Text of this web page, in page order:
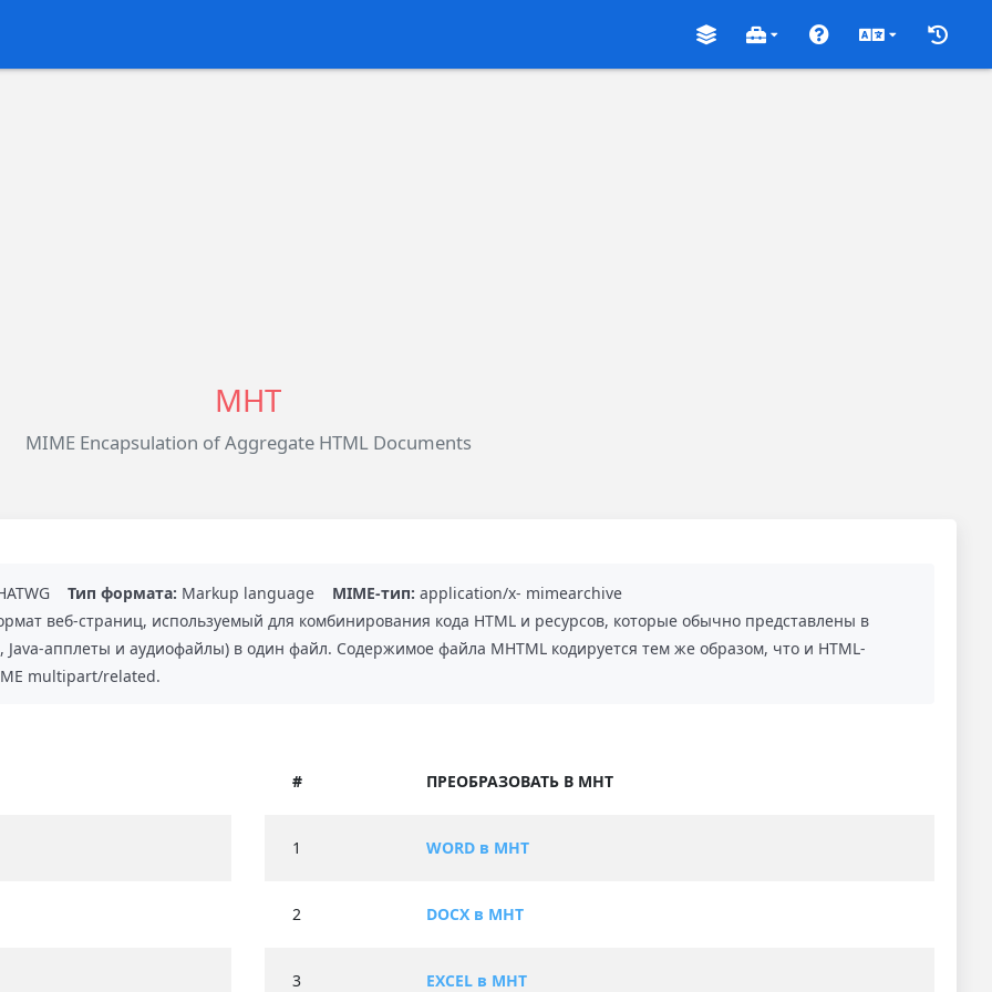
MHT
MIME Encapsulation of Aggregate HTML Documents
Тип формата: Markup language MIME-тип: application/x- mimearchive
веб-страниц, используемый для комбинирования кода HTML и ресурсов, которые обычно представлены в
апплеты и аудиофайлы) в один файл. Содержимое файла MHTML кодируется тем же образом, что и HTML-
multipart/related.
# ПРЕОБРАЗОВАТЬ В MHT
1 WORD в MHT
2 DOCX в MHT
3 EXCEL в MHT